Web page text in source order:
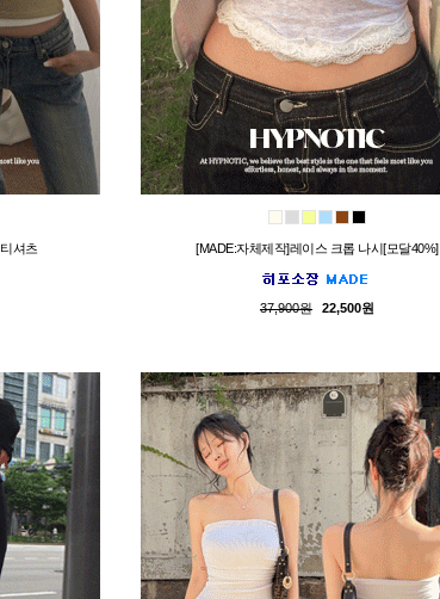
셔츠 [MADE:자체제작]레이스 크롭 나시[모달40%]
37,900원 22,500원